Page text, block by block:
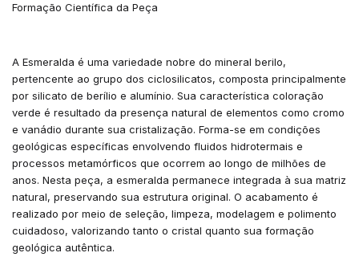
Formação Científica da Peça
A Esmeralda é uma variedade nobre do mineral berilo,
pertencente ao grupo dos ciclosilicatos, composta principalmente
por silicato de berílio e alumínio. Sua característica coloração
verde é resultado da presença natural de elementos como cromo
e vanádio durante sua cristalização. Forma-se em condições
geológicas específicas envolvendo fluidos hidrotermais e
processos metamórficos que ocorrem ao longo de milhões de
anos. Nesta peça, a esmeralda permanece integrada à sua matriz
natural, preservando sua estrutura original. O acabamento é
realizado por meio de seleção, limpeza, modelagem e polimento
cuidadoso, valorizando tanto o cristal quanto sua formação
geológica autêntica.